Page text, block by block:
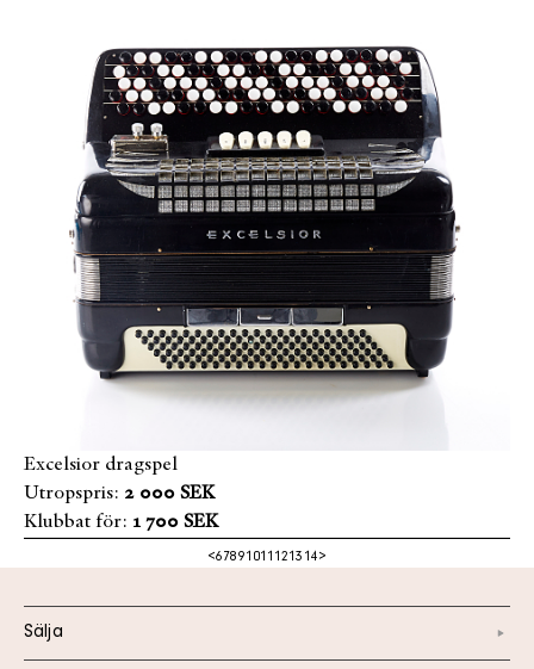
Excelsior dragspel
Utropspris: 2 000 SEK
Klubbat för: 1 700 SEK
<67891011 1213 14>
Sälja